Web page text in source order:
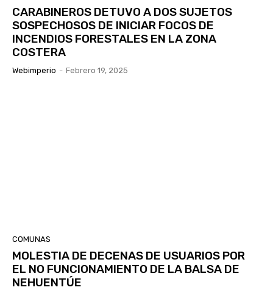
CARABINEROS DETUVO A DOS SUJETOS
SOSPECHOSOS DE INICIAR FOCOS DE
INCENDIOS FORESTALES EN LA ZONA
COSTERA
Webimperio - Febrero 19, 2025
COMUNAS
MOLESTIA DE DECENAS DE USUARIOS POR
EL NO FUNCIONAMIENTO DE LA BALSA DE
NEHUENTÚE